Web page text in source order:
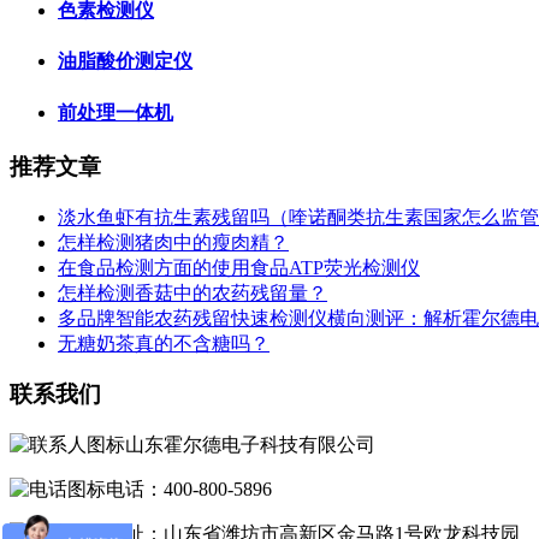
色素检测仪
油脂酸价测定仪
前处理一体机
推荐文章
淡水鱼虾有抗生素残留吗（喹诺酮类抗生素国家怎么监管
怎样检测猪肉中的瘦肉精？
在食品检测方面的使用食品ATP荧光检测仪
怎样检测香菇中的农药残留量？
多品牌智能农药残留快速检测仪横向测评：解析霍尔德
无糖奶茶真的不含糖吗？
联系我们
山东霍尔德电子科技有限公司
电话：400-800-5896
地址：山东省潍坊市高新区金马路1号欧龙科技园